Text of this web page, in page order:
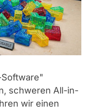
schweren All-in-
wir einen